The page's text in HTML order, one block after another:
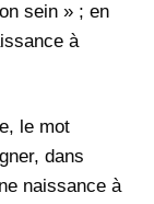
sein » ; en
à
le mot
dans
naissance à